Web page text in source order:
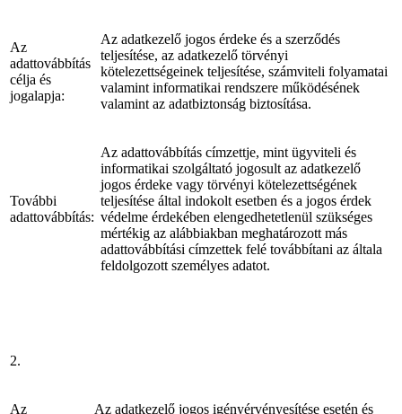
Az
adattovábbítás
célja és
jogalapja:
Az adatkezelő jogos érdeke és a szerződés
teljesítése, az adatkezelő törvényi
kötelezettségeinek teljesítése, számviteli folyamatai
valamint informatikai rendszere működésének
valamint az adatbiztonság biztosítása.
További
adattovábbítás:
Az adattovábbítás címzettje, mint ügyviteli és
informatikai szolgáltató jogosult az adatkezelő
jogos érdeke vagy törvényi kötelezettségének
teljesítése által indokolt esetben és a jogos érdek
védelme érdekében elengedhetetlenül szükséges
mértékig az alábbiakban meghatározott más
adattovábbítási címzettek felé továbbítani az általa
feldolgozott személyes adatot.
2.
Az Az adatkezelő jogos igényérvényesítése esetén és